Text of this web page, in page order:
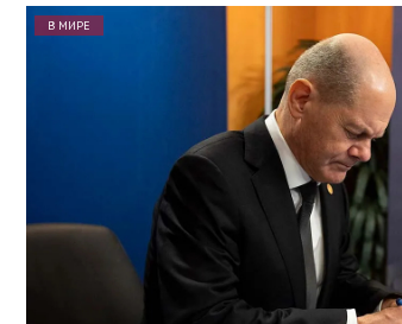
В МИРЕ